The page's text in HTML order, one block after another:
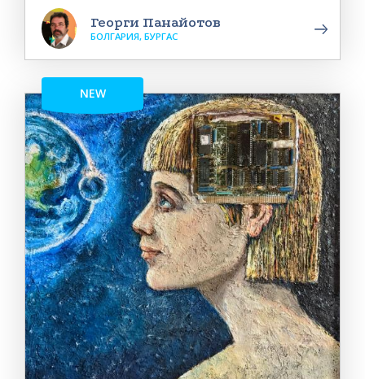
Георги Панайотов
БОЛГАРИЯ, БУРГАС
NEW